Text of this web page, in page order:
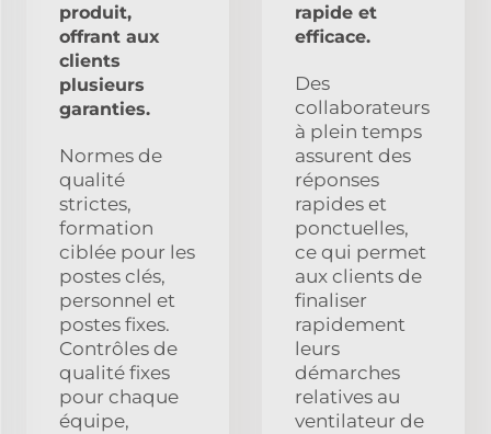
produit,
offrant aux
clients
plusieurs
garanties.
Normes de
qualité
strictes,
formation
ciblée pour les
postes clés,
personnel et
postes fixes.
Contrôles de
qualité fixes
pour chaque
équipe,
rapide et
efficace.
Des
collaborateurs
à plein temps
assurent des
réponses
rapides et
ponctuelles,
ce qui permet
aux clients de
finaliser
rapidement
leurs
démarches
relatives au
ventilateur de